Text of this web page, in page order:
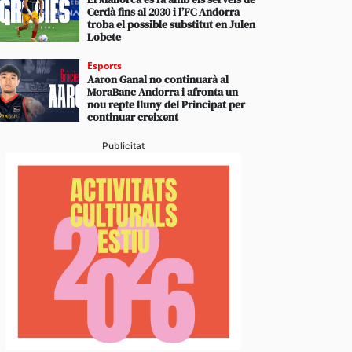
es fan forts davant una demanda
en un juliol que ja és històric
Cerdà fins al 2030 i l’FC Andorra
troba el possible substitut en Julen
Lobete
Esports
Aaron Ganal no continuarà al
MoraBanc Andorra i afronta un
nou repte lluny del Principat per
continuar creixent
Publicitat